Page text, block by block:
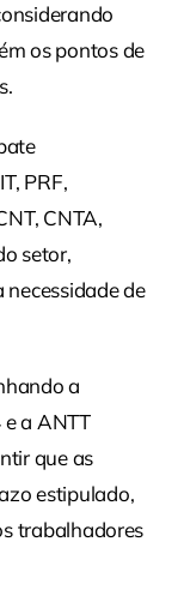
os pontos de
PRF,
CNTA,
setor,
de
a
a ANTT
que as
estipulado,
trabalhadores